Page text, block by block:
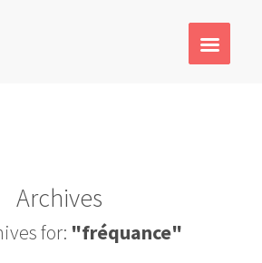
Archives
for: "fréquance"